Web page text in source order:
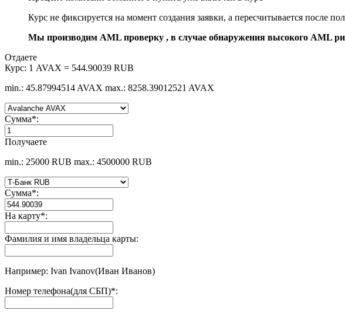
Курс не фиксируется на момент создания заявки, а пересчитывается после
Мы производим AML проверку , в случае обнаружения высокого AML
Отдаете
Курс: 1 AVAX = 544.90039 RUB
min.: 45.87994514 AVAX max.: 8258.39012521 AVAX
Сумма*:
Получаете
min.: 25000 RUB max.: 4500000 RUB
Сумма*:
На карту*:
Фамилия и имя владельца карты:
Например: Ivan Ivanov(Иван Иванов)
Номер телефона(для СБП)*: